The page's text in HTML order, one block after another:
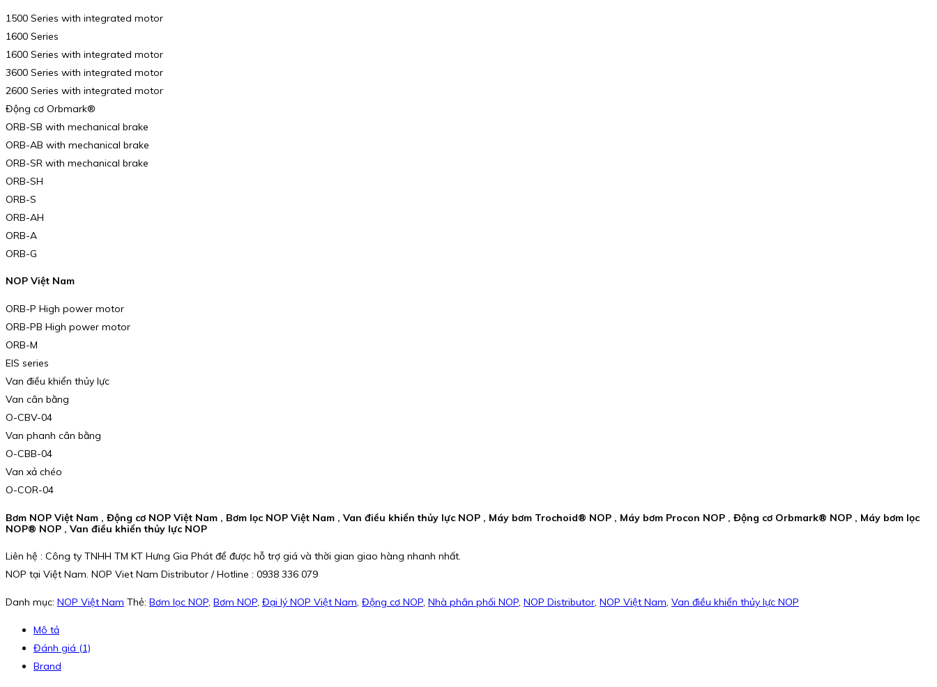
1500 Series with integrated motor
1600 Series
1600 Series with integrated motor
3600 Series with integrated motor
2600 Series with integrated motor
Động cơ Orbmark®
ORB-SB with mechanical brake
ORB-AB with mechanical brake
ORB-SR with mechanical brake
ORB-SH
ORB-S
ORB-AH
ORB-A
ORB-G
NOP Việt Nam
ORB-P High power motor
ORB-PB High power motor
ORB-M
EIS series
Van điều khiển thủy lực
Van cân bằng
O-CBV-04
Van phanh cân bằng
O-CBB-04
Van xả chéo
O-COR-04
Bơm NOP Việt Nam , Động cơ NOP Việt Nam , Bơm lọc NOP Việt Nam , Van điều khiển thủy lực NOP , Máy bơm Trochoid® NOP , Máy bơm Procon NOP , Động cơ Orbmark® NOP , Máy bơm lọc
NOP® NOP , Van điều khiển thủy lực NOP
Liên hệ : Công ty TNHH TM KT Hưng Gia Phát để được hỗ trợ giá và thời gian giao hàng nhanh nhất.
NOP tại Việt Nam. NOP Viet Nam Distributor / Hotline : 0938 336 079
Danh mục: NOP Việt Nam Thẻ: Bơm lọc NOP, Bơm NOP, Đại lý NOP Việt Nam, Động cơ NOP, Nhà phân phối NOP, NOP Distributor, NOP Việt Nam, Van điều khiển thủy lực NOP
Mô tả
Đánh giá (1)
Brand